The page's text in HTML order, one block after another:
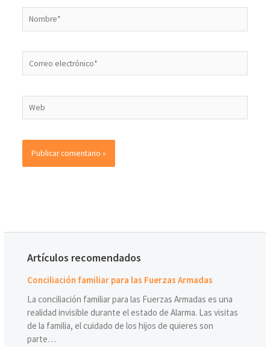
Artículos recomendados
Conciliación familiar para las Fuerzas Armadas
La conciliación familiar para las Fuerzas Armadas es una
realidad invisible durante el estado de Alarma. Las visitas
de la familia, el cuidado de los hijos de quieres son
parte…